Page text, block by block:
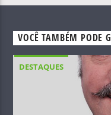
VOCÊ TAMBÉM PODE
DESTAQUES